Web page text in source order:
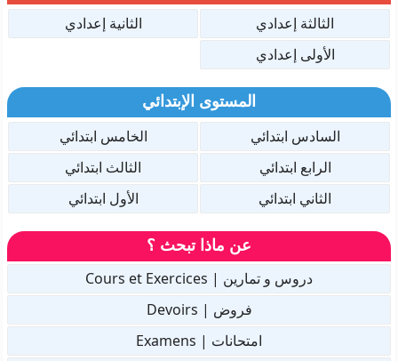
الثالثة إعدادي
الثانية إعدادي
الأولى إعدادي
المستوى الإبتدائي
السادس ابتدائي
الخامس ابتدائي
الرابع ابتدائي
الثالث ابتدائي
الثاني ابتدائي
الأول ابتدائي
عن ماذا تبحث ؟
دروس و تمارين | Cours et Exercices
فروض | Devoirs
امتحانات | Examens